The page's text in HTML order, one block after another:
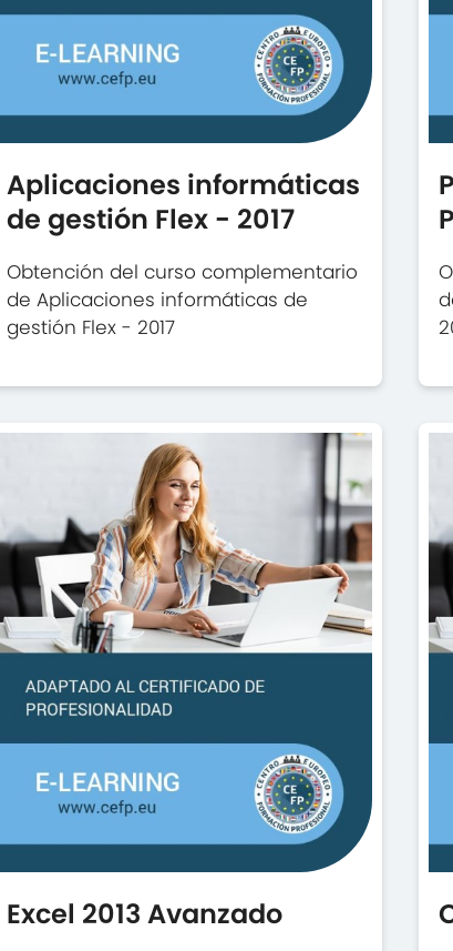
Aplicaciones informáticas
de gestión Flex - 2017
Obtención del curso complementario
de Aplicaciones informáticas de
gestión Flex - 2017
Excel 2013 Avanzado